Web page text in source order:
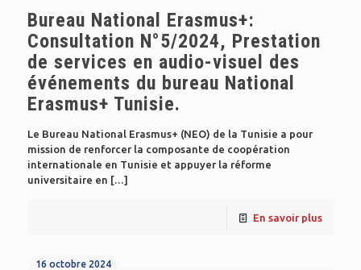
Bureau National Erasmus+:
Consultation N°5/2024, Prestation
de services en audio-visuel des
événements du bureau National
Erasmus+ Tunisie.
Le Bureau National Erasmus+ (NEO) de la Tunisie a pour
mission de renforcer la composante de coopération
internationale en Tunisie et appuyer la réforme
universitaire en […]
En savoir plus
16 octobre 2024